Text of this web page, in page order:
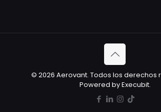
© 2026 Aerovant. Todos los derechos
Powered by Execubit.